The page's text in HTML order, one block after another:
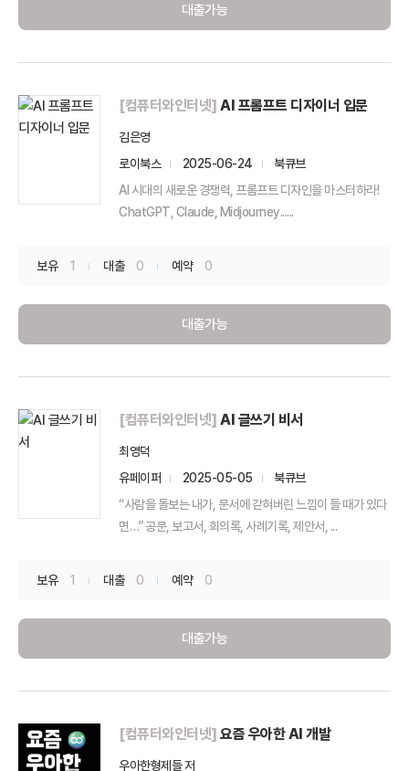
대출가능
[컴퓨터와인터넷] AI 프롬프트 디자이너 입문
김은영
로이북스
2025-06-24
북큐브
AI 시대의 새로운 경쟁력, 프롬프트 디자인을 마스터하라!
ChatGPT, Claude, Midjourney......
보유 1 대출 0 예약 0
대출가능
[컴퓨터와인터넷] AI 글쓰기 비서
최영덕
유페이퍼
2025-05-05
북큐브
“사람을 돌보는 내가, 문서에 갇혀버린 느낌이 들 때가 있다
면…” 공문, 보고서, 회의록, 사례기록, 제안서, ...
보유 1 대출 0 예약 0
대출가능
[컴퓨터와인터넷] 요즘 우아한 AI 개발
우아한형제들 저